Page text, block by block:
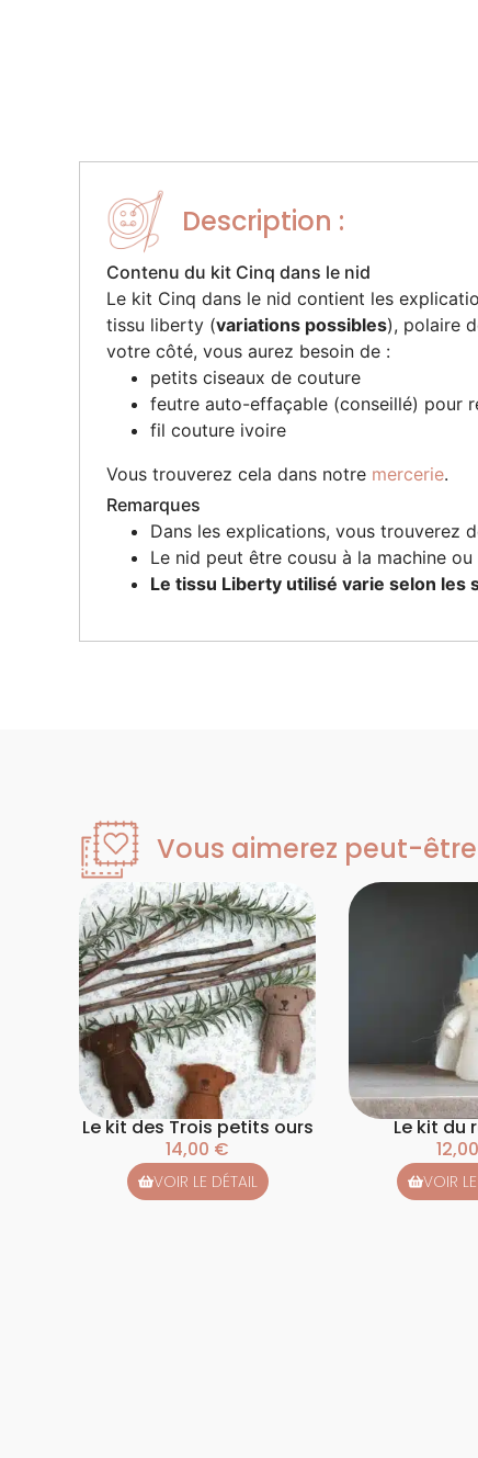
Description :
Contenu du kit Cinq dans le nid
Le kit Cinq dans le nid contient les
tissu liberty (variations possibles), polaire
votre côté, vous aurez besoin de :
petits ciseaux de couture
feutre auto-effaçable (conseillé) pour
fil couture ivoire
Vous trouverez cela dans notre mercerie.
Remarques
Dans les explications, vous trouverez
Le nid peut être cousu à la machine ou
Le tissu Liberty utilisé varie selon les
Vous aimerez peut-être
Le kit des Trois petits ours
14,00 €
VOIR LE DÉTAIL
Le kit du
12,00
VOIR